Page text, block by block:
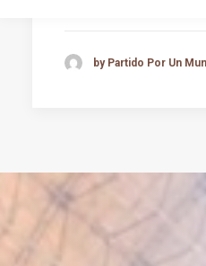
by Partido Por Un